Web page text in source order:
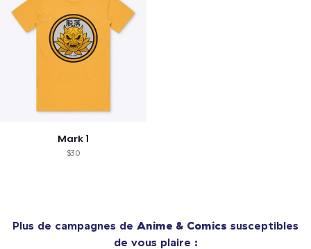
Mark 1
$30
Plus de campagnes de Anime & Comics susceptibles
de vous plaire :